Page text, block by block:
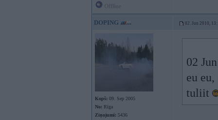
DOPING 02. Jun 2010,
Kopš: 09. Sep 2005
No: Rīga
Ziņojumi: 5436
02
eu
tuliit